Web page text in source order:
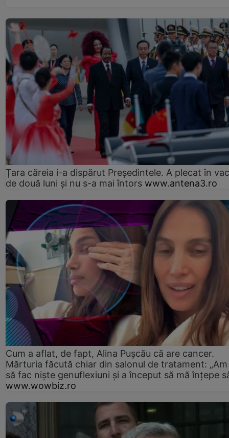
Țara căreia i-a dispărut Președintele. A plecat în
de două luni și nu s-a mai întors www.antena3.ro
Cum a aflat, de fapt, Alina Pușcău că are cancer.
Mărturia făcută chiar din salonul de tratament:
să fac niște genuflexiuni și a început să mă înțepe
www.wowbiz.ro